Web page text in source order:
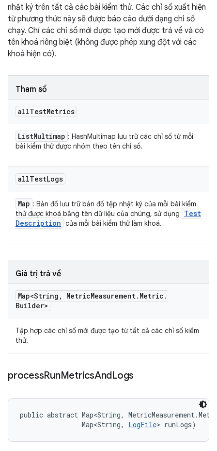
nhật ký trên tất cả các bài kiểm thử. Các chỉ số xuất hiện
từ phương thức này sẽ được báo cáo dưới dạng chỉ số
chạy. Chỉ các chỉ số mới được tạo mới được trả về và có
tên khoá riêng biệt (không được phép xung đột với các
khoá hiện có).
Tham số
allTestMetrics
ListMultimap : HashMultimap lưu trữ các chỉ số từ mỗi
bài kiểm thử được nhóm theo tên chỉ số.
allTestLogs
Map : Bản đồ lưu trữ bản đồ tệp nhật ký của mỗi bài kiểm
thử được khoá bằng tên dữ liệu của chúng, sử dụng
Test
Description của mỗi bài kiểm thử làm khoá.
Giá trị trả về
Map<String , MetricMeasurement. Metric .
Builder>
Tập hợp các chỉ số mới được tạo từ tất cả các chỉ số kiểm
thử.
processRunMetricsAndLogs
public abstract Map<String,
                Map<String,
LogFile> runLogs)